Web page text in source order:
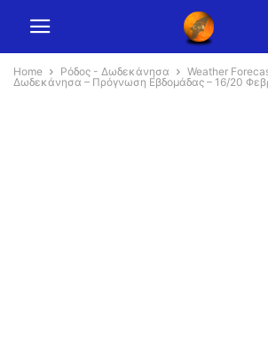
Home Ρόδος - Δωδεκάνησα Weather
Δωδεκάνησα – Πρόγνωση Εβδομάδας – 16/20